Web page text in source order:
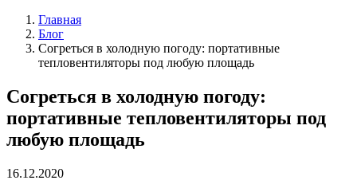
Главная
Блог
Согреться в холодную погоду: портативные
тепловентиляторы под любую площадь
Согреться в холодную погоду:
портативные тепловентиляторы под
любую площадь
16.12.2020